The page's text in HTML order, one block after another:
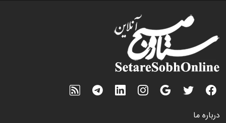
درباره ما